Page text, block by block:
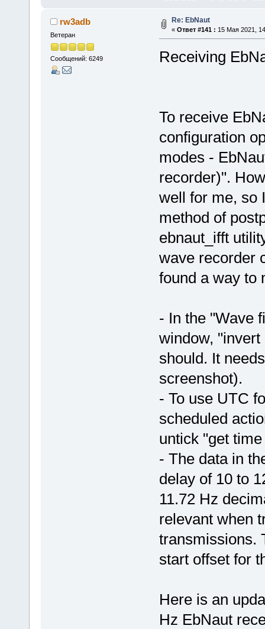
rw3adb
Ветеран
Сообщений: 6249
Re: EbNaut
« Ответ #141 : 15 Мая 2021,
Receiving
To receive
configuration
modes -
recorder)".
well for me, so
method of
ebnaut_ifft
wave recorder
found a way to
- In the "Wave
window,
should. It
screenshot).
- To use UTC
scheduled
untick "get
- The data in
delay of 10 to
11.72 Hz
relevant when
transmissions.
start offset for
Here is an
Hz EbNaut